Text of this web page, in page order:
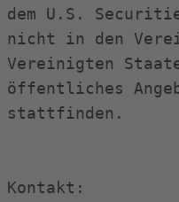
dem U.S.
nicht in den
Vereinigten
öffentliches
stattfinden.
Kontakt: